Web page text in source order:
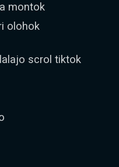
montok
olohok
scrol tiktok